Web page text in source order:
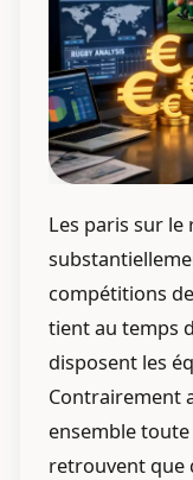
Les paris sur
compétitions
tient au temps
disposent les
Contrairement
ensemble toute
retrouvent que